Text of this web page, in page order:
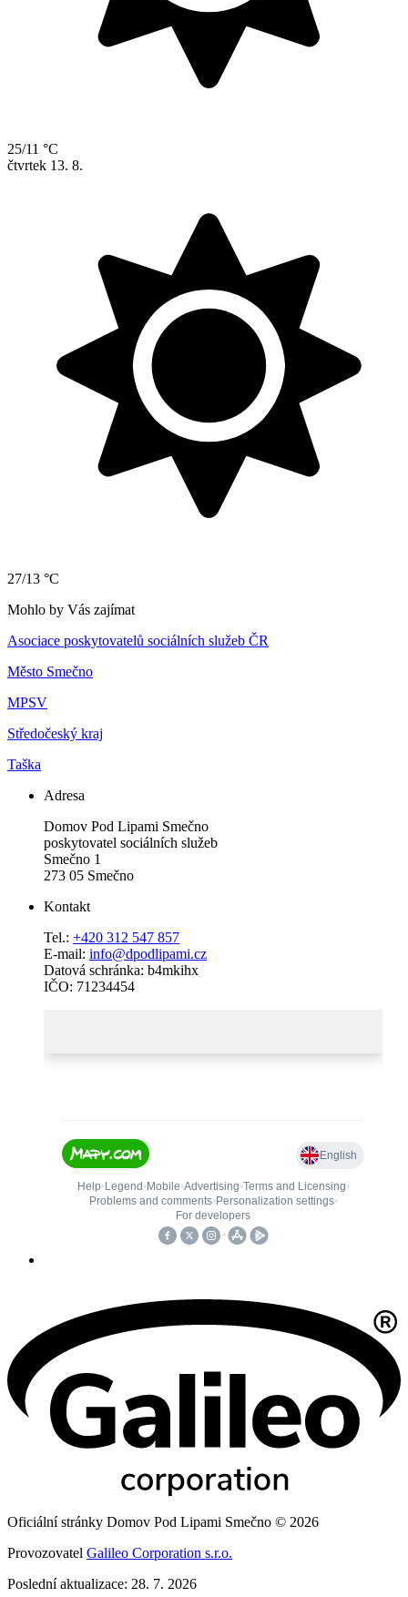
25/11 °C
čtvrtek 13. 8.
27/13 °C
Mohlo by Vás zajímat
Asociace poskytovatelů sociálních služeb ČR
Město Smečno
MPSV
Středočeský kraj
Taška
Adresa
Domov Pod Lipami Smečno
poskytovatel sociálních služeb
Smečno 1
273 05 Smečno
Kontakt
Tel.: +420 312 547 857
E-mail: info@dpodlipami.cz
Datová schránka: b4mkihx
IČO: 71234454
Oficiální stránky Domov Pod Lipami Smečno © 2026
Provozovatel Galileo Corporation s.r.o.
Poslední aktualizace: 28. 7. 2026